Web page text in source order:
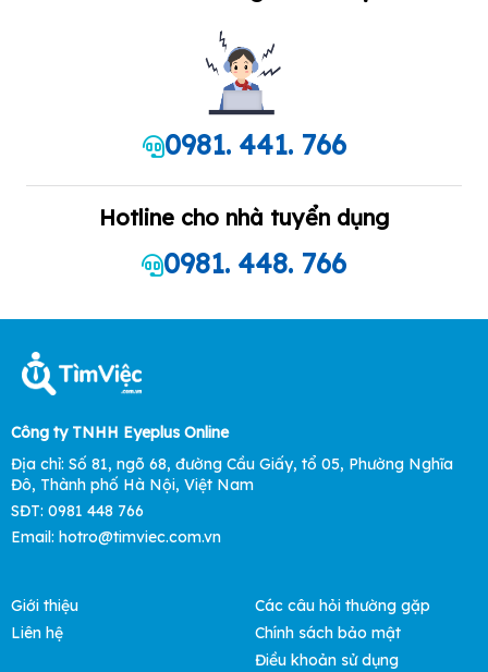
0981. 441. 766
Hotline cho nhà tuyển dụng
0981. 448. 766
Công ty TNHH Eyeplus Online
Địa chỉ: Số 81, ngõ 68, đường Cầu Giấy, tổ 05, Phường Nghĩa
Đô, Thành phố Hà Nội, Việt Nam
SĐT: 0981 448 766
Email: hotro@timviec.com.vn
Giới thiệu
Liên hệ
Các câu hỏi thường gặp
Chính sách bảo mật
Điều khoản sử dụng